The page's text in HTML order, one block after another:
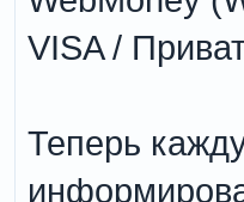
VISA /
Теперь